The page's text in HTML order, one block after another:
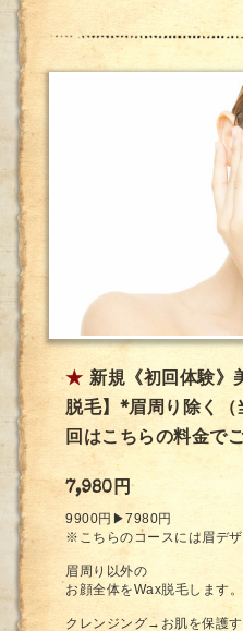
★ 新規《初回体験》
脱毛】*眉周り除く（
回はこちらの料金で
7,980円
9900円▶︎7980円
※こちらのコースには眉デ
眉周り以外の
お顔全体をWax脱毛します。
クレンジング→お肌を保護